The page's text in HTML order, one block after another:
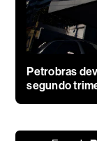
Petrobras
segundo